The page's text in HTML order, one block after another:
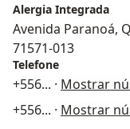
Alergia Integrada
Avenida Paranoá,
71571-013
Telefone
+556... · Mostrar
+556... · Mostrar